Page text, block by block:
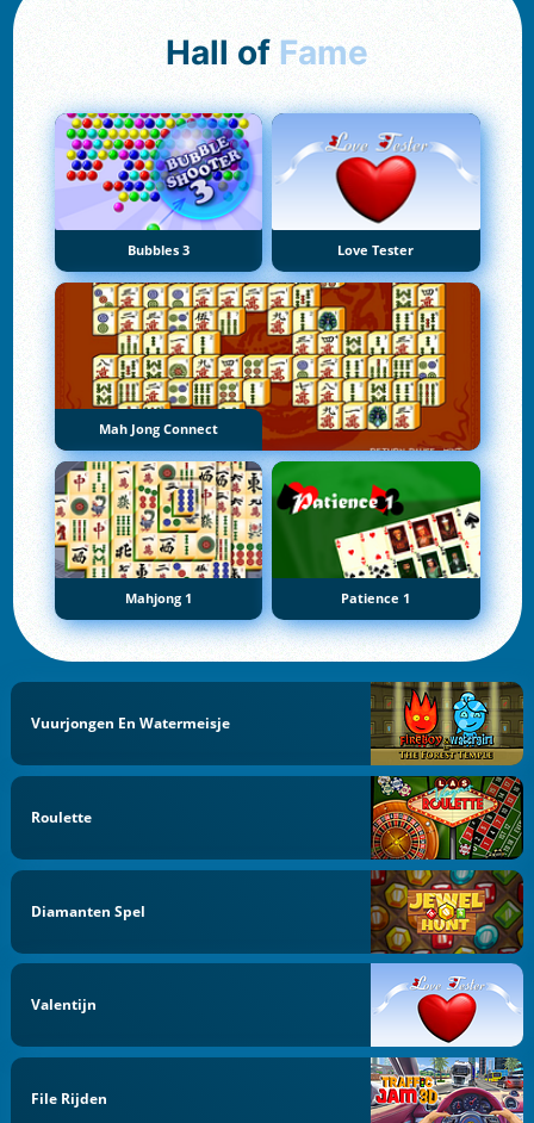
Hall of Fame
Bubbles 3 Love Tester
Mah Jong Connect
Mahjong 1 Patience 1
Vuurjongen En Watermeisje
Roulette
Diamanten Spel
Valentijn
File Rijden